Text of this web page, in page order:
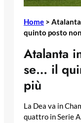
Home >
quinto posto
Atalanta
se… il
più
La Dea va in
quattro in Serie